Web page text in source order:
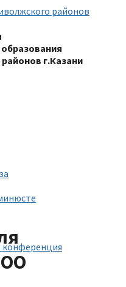
г.Казани
конференция